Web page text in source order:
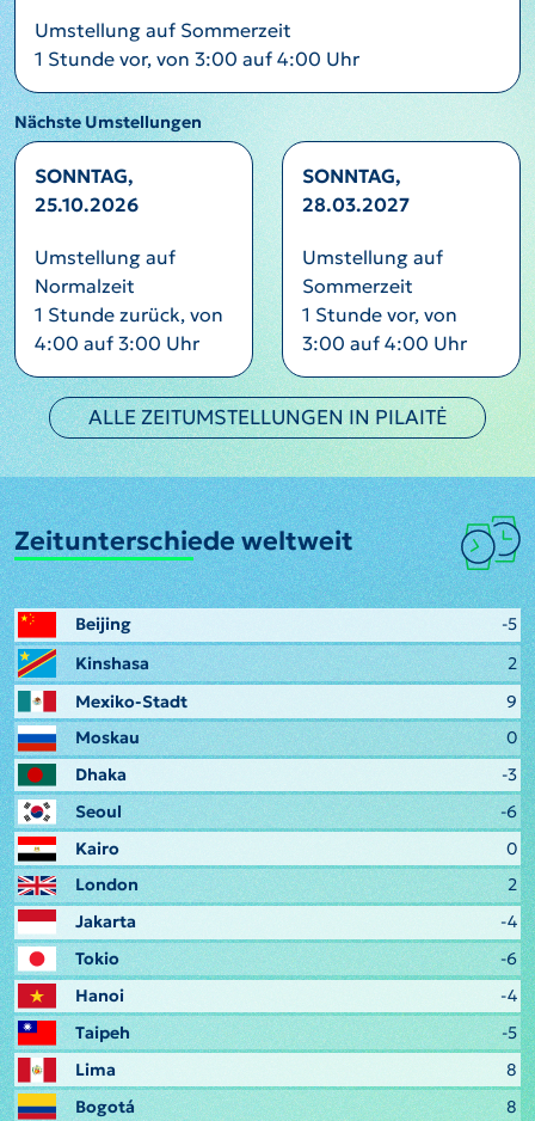
Umstellung auf Sommerzeit
1 Stunde vor, von 3:00 auf 4:00 Uhr
Nächste Umstellungen
SONNTAG,
25.10.2026
Umstellung auf
Normalzeit
1 Stunde zurück, von
4:00 auf 3:00 Uhr
SONNTAG,
28.03.2027
Umstellung auf
Sommerzeit
1 Stunde vor, von
3:00 auf 4:00 Uhr
ALLE ZEITUMSTELLUNGEN IN PILAITĖ
Zeitunterschiede weltweit
Beijing
-5
Kinshasa
2
Mexiko-Stadt
9
Moskau
0
Dhaka
-3
Seoul
-6
Kairo
0
London
2
Jakarta
-4
Tokio
-6
Hanoi
-4
Taipeh
-5
Lima
8
Bogotá
8